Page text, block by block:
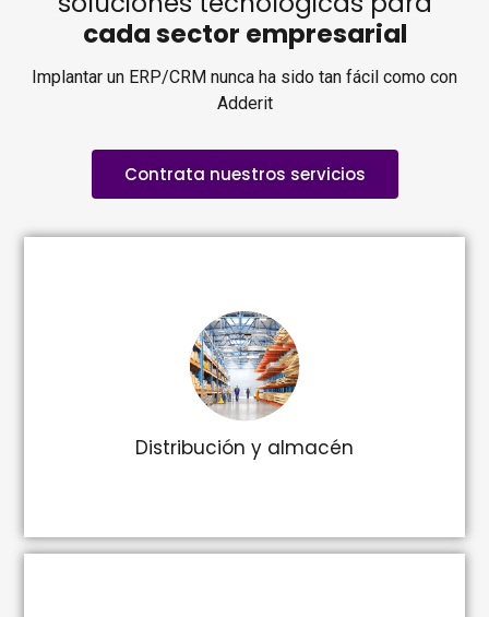
cada sector empresarial
Implantar un ERP/CRM nunca ha sido tan fácil como con
Adderit
Contrata nuestros servicios
Distribución y almacén